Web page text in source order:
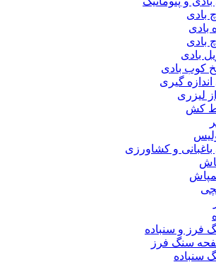
بادی
بادی
بادی
بادی
کوب بادی
اندازه گیری
لیزری
کش
باغبانی و کشاورزی
فرز و سنباده
سنگ فرز
سنباده